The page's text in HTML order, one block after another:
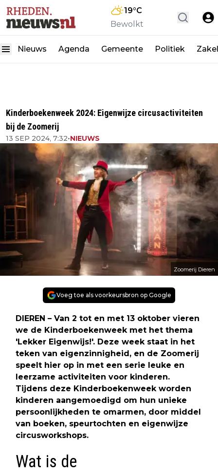
19°C
Bewolkt
Nieuws Agenda Gemeente Politiek
Kinderboekenweek 2024: Eigenwijze circusactiviteiten
bij de Zoomerij
13 SEP 2024, 7:32•NIEUWS
Zoomerij Dieren
Voeg toe als voorkeursbron op Google
DIEREN – Van 2 tot en met 13 oktober vieren
we de Kinderboekenweek met het thema
'Lekker Eigenwijs!'. Deze week staat in het
teken van eigenzinnigheid, en de Zoomerij
speelt hier op in met een serie leuke en
leerzame activiteiten voor kinderen.
Tijdens deze Kinderboekenweek worden
kinderen aangemoedigd om hun unieke
persoonlijkheden te omarmen, door middel
van boeken, speurtochten en eigenwijze
circusworkshops.
Wat is de